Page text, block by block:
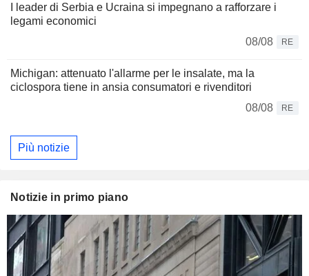
I leader di Serbia e Ucraina si impegnano a rafforzare i
legami economici
08/08
RE
Michigan: attenuato l'allarme per le insalate, ma la
ciclospora tiene in ansia consumatori e rivenditori
08/08
RE
Più notizie
Notizie in primo piano